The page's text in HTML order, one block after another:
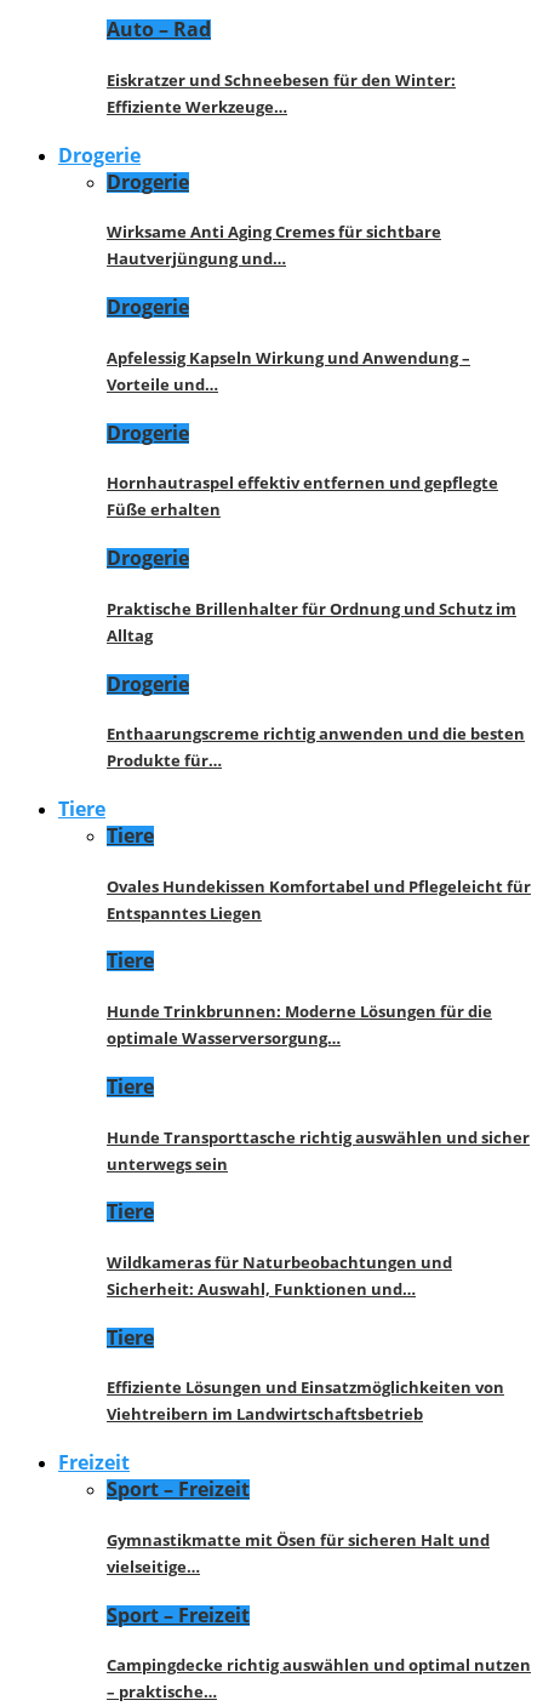
Auto – Rad
Eiskratzer und Schneebesen für den Winter:
Effiziente Werkzeuge…
Drogerie
Drogerie
Wirksame Anti Aging Cremes für sichtbare
Hautverjüngung und…
Drogerie
Apfelessig Kapseln Wirkung und Anwendung –
Vorteile und…
Drogerie
Hornhautraspel effektiv entfernen und gepflegte
Füße erhalten
Drogerie
Praktische Brillenhalter für Ordnung und Schutz im
Alltag
Drogerie
Enthaarungscreme richtig anwenden und die besten
Produkte für…
Tiere
Tiere
Ovales Hundekissen Komfortabel und Pflegeleicht für
Entspanntes Liegen
Tiere
Hunde Trinkbrunnen: Moderne Lösungen für die
optimale Wasserversorgung…
Tiere
Hunde Transporttasche richtig auswählen und sicher
unterwegs sein
Tiere
Wildkameras für Naturbeobachtungen und
Sicherheit: Auswahl, Funktionen und…
Tiere
Effiziente Lösungen und Einsatzmöglichkeiten von
Viehtreibern im Landwirtschaftsbetrieb
Freizeit
Sport – Freizeit
Gymnastikmatte mit Ösen für sicheren Halt und
vielseitige…
Sport – Freizeit
Campingdecke richtig auswählen und optimal nutzen
– praktische…